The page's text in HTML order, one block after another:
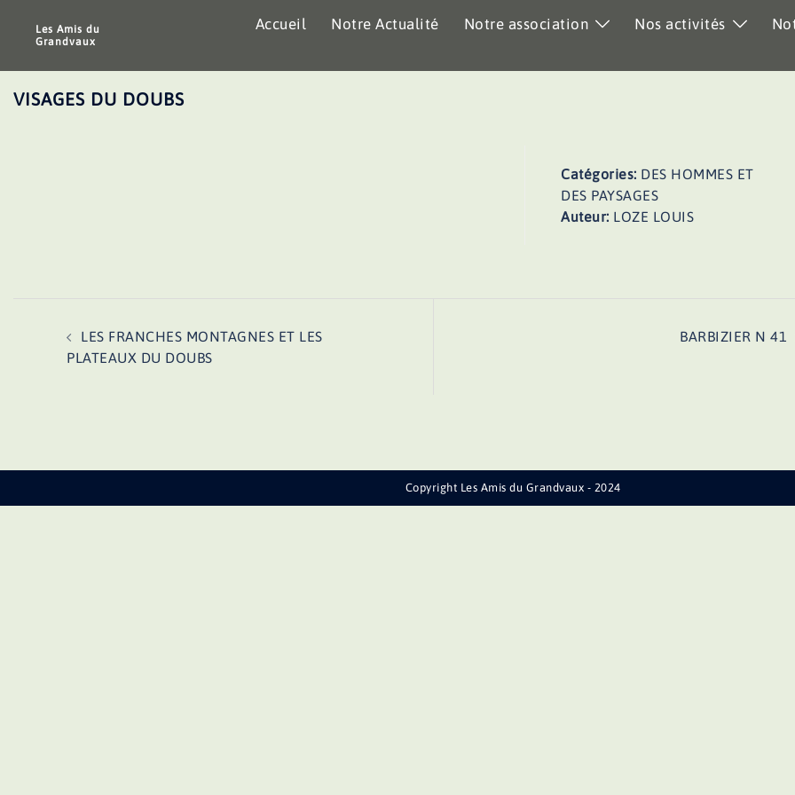
Les Amis du
Grandvaux
Accueil Notre Actualité Notre association Nos activités
VISAGES DU DOUBS
Catégories: DES HOMMES ET
DES PAYSAGES
Auteur: LOZE LOUIS
d’article
LES FRANCHES MONTAGNES ET LES
PLATEAUX DU DOUBS
BARBIZIER N 41
Copyright Les Amis du Grandvaux - 2024